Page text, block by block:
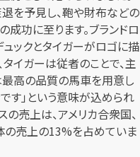
を予見し、鞄や財布などの
功に至ります。ブランドロ
ックとタイガーがロゴに描
イガーは従者のことで、主
高の品質の馬車を用意し
す」という意味が込められ
売上は、アメリカ合衆国、
の売上の13%を占めていま